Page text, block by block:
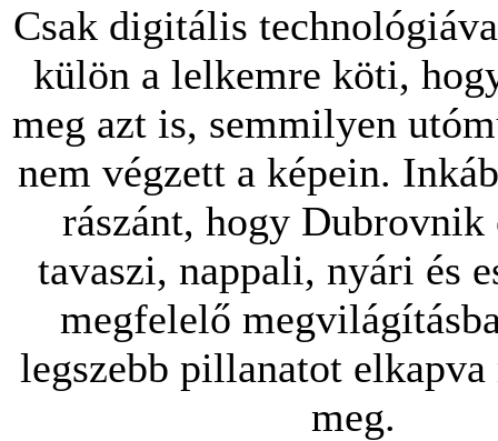
Csak digitális
külön a lelkemre köti,
meg azt is, semmilyen
nem végzett a képein.
rászánt, hogy Dubrovnik
tavaszi, nappali, nyári és
megfelelő
legszebb pillanatot elkapva
meg.